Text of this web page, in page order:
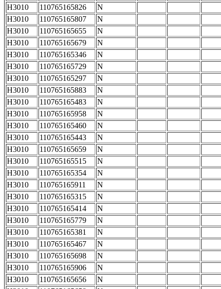
H3010
110765165826
N
H3010
110765165807
N
H3010
110765165655
N
H3010
110765165679
N
H3010
110765165346
N
H3010
110765165729
N
H3010
110765165297
N
H3010
110765165883
N
H3010
110765165483
N
H3010
110765165958
N
H3010
110765165460
N
H3010
110765165443
N
H3010
110765165659
N
H3010
110765165515
N
H3010
110765165354
N
H3010
110765165911
N
H3010
110765165315
N
H3010
110765165414
N
H3010
110765165779
N
H3010
110765165381
N
H3010
110765165467
N
H3010
110765165698
N
H3010
110765165906
N
H3010
110765165656
N